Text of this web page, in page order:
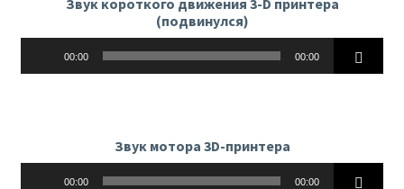
Звук короткого движения 3-D принтера
(подвинулся)
00:00 00:00
Звук мотора 3D-принтера
00:00 00:00